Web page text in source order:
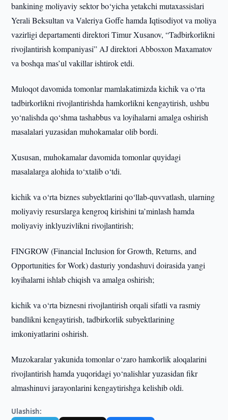
bankining moliyaviy sektor bo‘yicha yetakchi mutaxassislari
Yerali Beksultan va Valeriya Goffe hamda Iqtisodiyot va moliya
vazirligi departamenti direktori Timur Xusanov, “Tadbirkorlikni
rivojlantirish kompaniyasi” AJ direktori Abbosxon Maxamatov
va boshqa mas’ul vakillar ishtirok etdi.
Muloqot davomida tomonlar mamlakatimizda kichik va o‘rta
tadbirkorlikni rivojlantirishda hamkorlikni kengaytirish, ushbu
yo‘nalishda qo‘shma tashabbus va loyihalarni amalga oshirish
masalalari yuzasidan muhokamalar olib bordi.
Xususan, muhokamalar davomida tomonlar quyidagi
masalalarga alohida to‘xtalib o‘tdi.
kichik va o‘rta biznes subyektlarini qo‘llab-quvvatlash, ularning
moliyaviy resurslarga kengroq kirishini ta’minlash hamda
moliyaviy inklyuzivlikni rivojlantirish;
FINGROW (Financial Inclusion for Growth, Returns, and
Opportunities for Work) dasturiy yondashuvi doirasida yangi
loyihalarni ishlab chiqish va amalga oshirish;
kichik va o‘rta biznesni rivojlantirish orqali sifatli va rasmiy
bandlikni kengaytirish, tadbirkorlik subyektlarining
imkoniyatlarini oshirish.
Muzokaralar yakunida tomonlar o‘zaro hamkorlik aloqalarini
rivojlantirish hamda yuqoridagi yo‘nalishlar yuzasidan fikr
almashinuvi jarayonlarini kengaytirishga kelishib oldi.
Ulashish: